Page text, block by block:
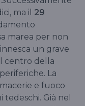
ma il 29
marea per non
un grave
centro della
La
e fuoco
Già nel